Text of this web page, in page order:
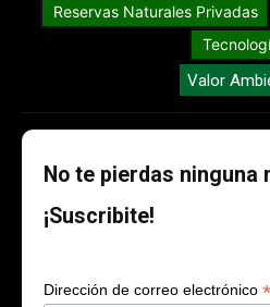
Reservas Naturales Privadas
Valor
No te pierdas ninguna
¡Suscribite!
Dirección de correo electrónico *